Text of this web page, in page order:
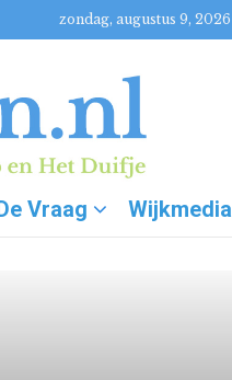
zondag, augustus 9, 2026
Vraag Wijkmedia